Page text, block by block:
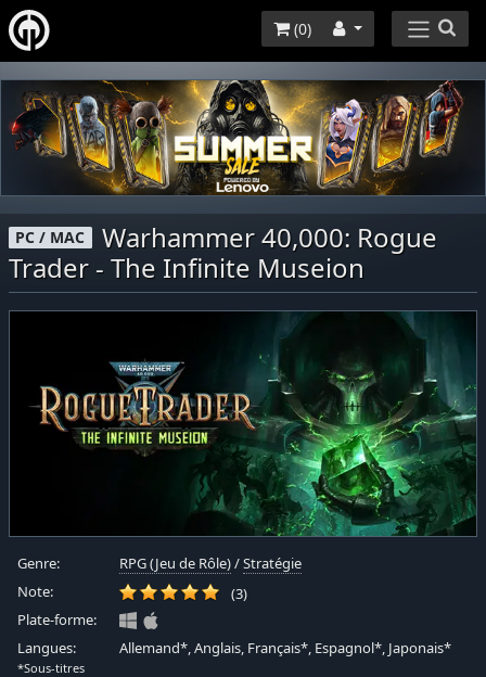
(0)
PC / MAC
Warhammer 40,000: Rogue
Trader - The Infinite Museion
Genre: RPG (Jeu de Rôle)/Stratégie
Note:
(3)
Plate-forme:
Langues:
*Sous-titres
Allemand*, Anglais, Français*, Espagnol*, Japonais*